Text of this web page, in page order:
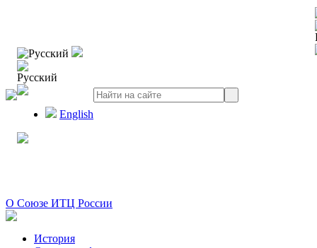
Русский
Русский
English
О Союзе ИТЦ России
История